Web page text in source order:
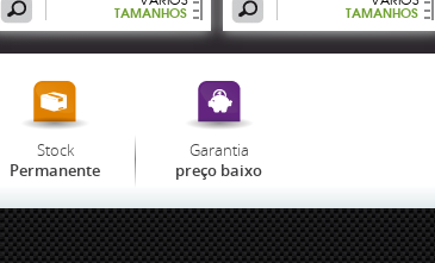
TAMANHOS TAMANHOS
Stock
Permanente
Garantia
preço baixo